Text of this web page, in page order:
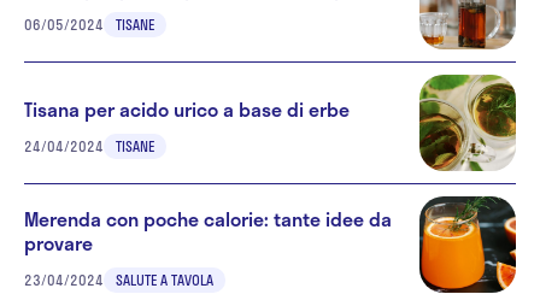
06/05/2024 TISANE
Tisana per acido urico a base di erbe
24/04/2024 TISANE
Merenda con poche calorie: tante idee da
provare
23/04/2024 SALUTE A TAVOLA